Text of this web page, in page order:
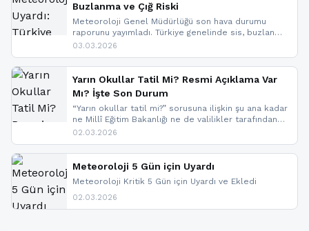
Buzlanma ve Çığ Riski
Meteoroloji Genel Müdürlüğü son hava durumu
raporunu yayımladı. Türkiye genelinde sis, buzlanma
ve don beklenirken Doğu Anadolu ve Doğu
yapıldı. İşte son dakika meteoroloji gelişmeleri.
03.03.2026
Yarın Okullar Tatil Mi? Resmi Açıklama Var
Mı? İşte Son Durum
“Yarın okullar tatil mi?” sorusuna ilişkin şu ana kadar
ne Millî Eğitim Bakanlığı ne de valilikler tarafından
yapılmış resmi bir tatil açıklaması bulunmamaktadır.
paylaşacağız. En hızlı şekilde haberdar olmak için
sitemizi takip edebilir ve bildirimleri açabilirsiniz.
02.03.2026
Meteoroloji 5 Gün için Uyardı
Meteoroloji Kritik 5 Gün için Uyardı ve Ekledi
02.03.2026